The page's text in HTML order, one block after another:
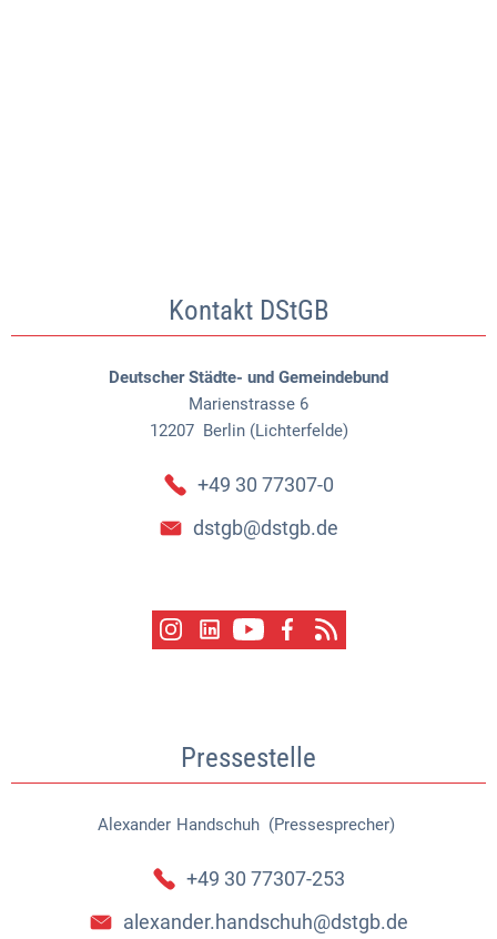
Kontakt DStGB
Deutscher Städte- und Gemeindebund
Marienstrasse 6
12207 Berlin (Lichterfelde)
+49 30 77307-0
dstgb@dstgb.de
Pressestelle
Alexander Handschuh (Pressesprecher)
Alexander Handschuh
+49 30 77307-253
alexander.handschuh@dstgb.de